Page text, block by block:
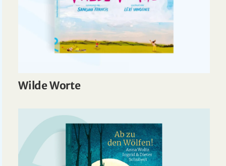
Wilde Worte